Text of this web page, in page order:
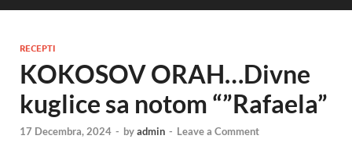
RECEPTI
KOKOSOV ORAH…Divne
kuglice sa notom “”Rafaela”
17 Decembra, 2024 - byadmin - Leave a Comment